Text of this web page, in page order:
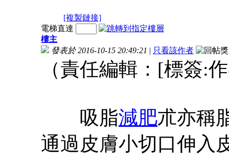
[複製鏈接]
電梯直達
樓主
發表於 2016-10-15 20:49:21 | 只看該作者
（責任編輯：[標簽:
吸脂減肥朮亦稱
通過皮膚小切口伸入